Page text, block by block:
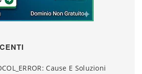
Cause E Soluzioni